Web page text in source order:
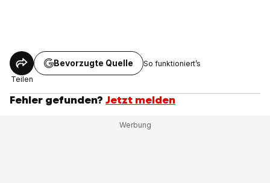
Teilen
Bevorzugte Quelle So funktioniert’s
Fehler gefunden? Jetzt melden